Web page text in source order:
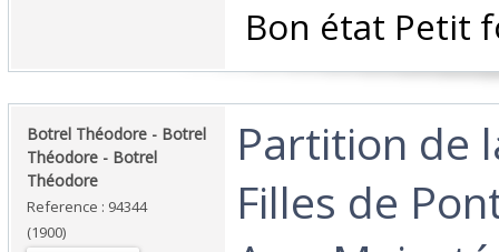
Bon état Petit
‎Botrel Théodore - Botrel
Théodore - Botrel
Théodore‎
Reference : 94344
(1900)
‎Partition de
Filles de